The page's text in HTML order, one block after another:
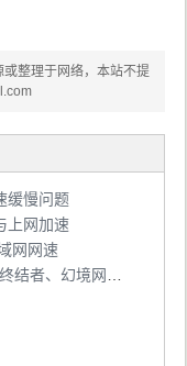
整理于网络，本站不提
缓慢问题
上网加速
网网速
几款常用的局域网网速限制工具:P2P终结者、幻境网盾Skiller和聚生网管